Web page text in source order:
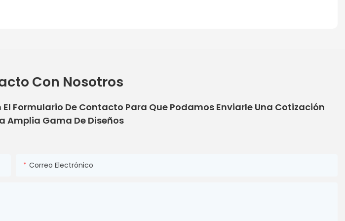
Con Nosotros
Formulario De Contacto Para Que Podamos Enviarle Una Cotización
Amplia Gama De Diseños
Correo Electrónico